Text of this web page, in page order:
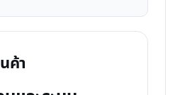
ค้า